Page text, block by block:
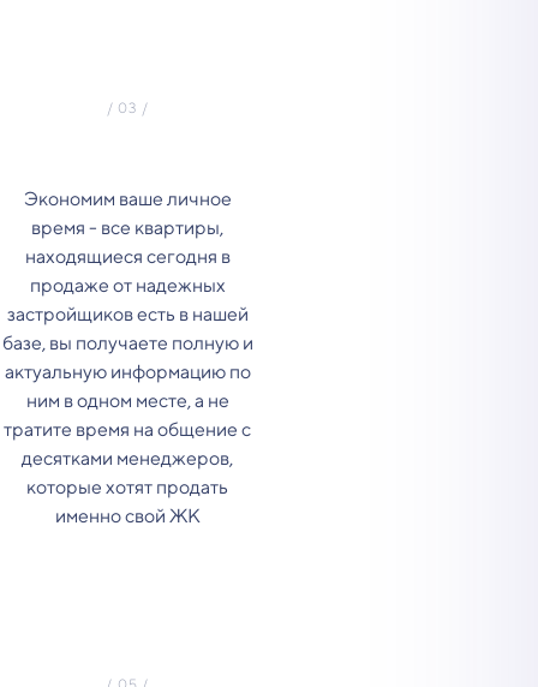
Экономим ваше личное
время - все квартиры,
находящиеся сегодня в
продаже от надежных
застройщиков есть в нашей
базе, вы получаете полную и
актуальную информацию по
ним в одном месте, а не
тратите время на общение с
десятками менеджеров,
которые хотят продать
именно свой ЖК